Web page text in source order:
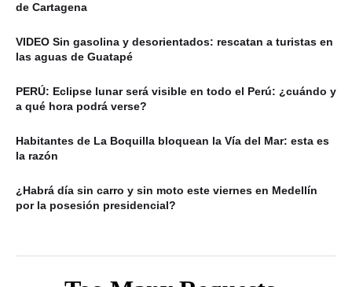
de Cartagena
VIDEO Sin gasolina y desorientados: rescatan a turistas en
las aguas de Guatapé
PERÚ: Eclipse lunar será visible en todo el Perú: ¿cuándo y
a qué hora podrá verse?
Habitantes de La Boquilla bloquean la Vía del Mar: esta es
la razón
¿Habrá día sin carro y sin moto este viernes en Medellín
por la posesión presidencial?